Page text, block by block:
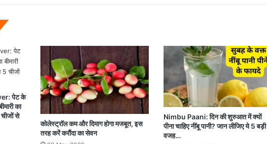
पेट के
का
से
कोलेस्ट्रॉल कम और दिमाग होगा मजबूत, इस
तरह करें करौंदा का सेवन
Nimbu Paani: दिन की शुरुआत में क्यों
पीना चाहिए नींबू पानी? जान लीजिए ये 5 बड़ी
वजह…